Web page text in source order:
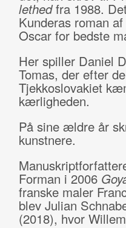
lethedfra 1988.
Kunderas roman
Oscar for bedste
Her spiller Daniel
Tomas, der efter
Tjekkoslovakiet
kærligheden.
På sine ældre år
kunstnere.
Forman i 2006
franske maler
blev Julian
(2018), hvor